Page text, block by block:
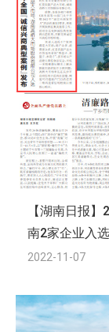
【湖南日报
南2家企业入
2022-11-07